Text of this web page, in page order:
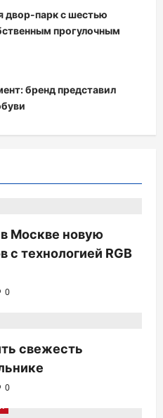
двор-парк с шестью
прогулочным
бренд представил
Москве новую
с технологией RGB
0
свежесть
0